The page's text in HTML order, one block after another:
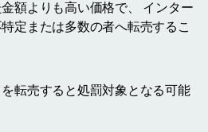
額よりも高い価格で、 インター
定または多数の者へ転売するこ
を転売すると処罰対象となる可能